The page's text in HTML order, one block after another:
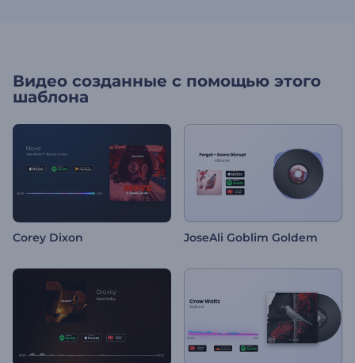
Видео созданные с помощью этого
шаблона
Corey Dixon JoseAli Goblim Goldem